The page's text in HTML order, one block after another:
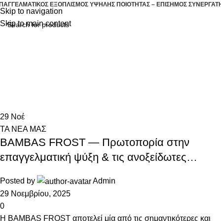
Skip to navigation
Skip to main content
ΕΞΟΠΛΙΣΜΟΣ ΥΨΗΛΗΣ ΠΟΙΟΤΗΤΑΣ – ΕΠΙΣΗΜΟΣ
29 Νοέ
ΤΑ ΝΕΑ ΜΑΣ
BAMBAS FROST — Πρωτοπορία στην
επαγγελματική ψύξη & τις ανοξείδωτες
Posted by
Admin
29 Νοεμβρίου, 2025
0
Η BAMBAS FROST αποτελεί μία από τις σημαντικότερες και